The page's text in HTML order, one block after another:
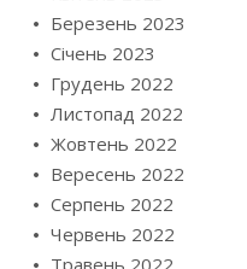
Березень 2023
Січень 2023
Грудень 2022
Листопад 2022
Жовтень 2022
Вересень 2022
Серпень 2022
Червень 2022